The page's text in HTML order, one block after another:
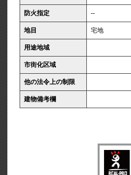
防火指定 --
地目 宅地
用途地域
市街化区域
他の法令上の制限
建物備考欄